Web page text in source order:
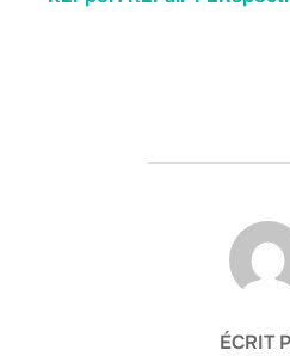
AUTEUR DE LA
ÉCRIT